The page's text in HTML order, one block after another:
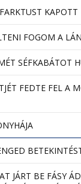
KAPOTT
FOGOM A
SÉFKABÁTOT
FEDTE FEL A
JÁRT BE FÁSY